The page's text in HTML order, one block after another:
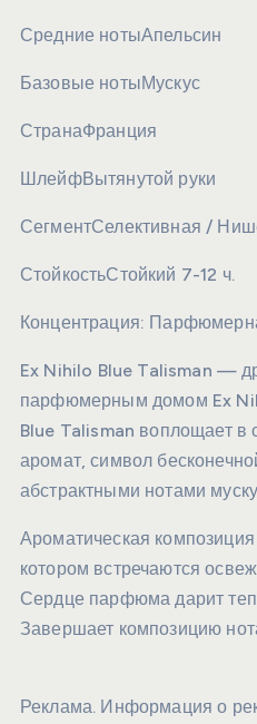
Средние нотыАпельсин
Базовые нотыМускус
СтранаФранция
ШлейфВытянутой руки
СегментСелективная /
СтойкостьСтойкий 7-12 ч.
Концентрация:
Ex Nihilo Blue Talisman —
парфюмерным домом Ex
Blue Talisman воплощает в
аромат, символ
абстрактными нотами
Ароматическая
котором встречаются
Сердце парфюма дарит
Завершает композицию
Реклама. Информация о